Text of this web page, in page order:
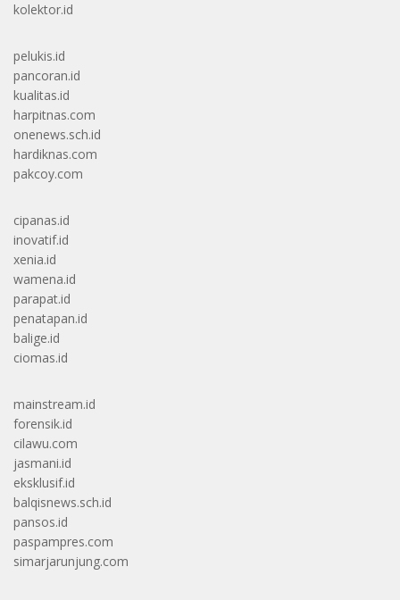
kolektor.id
pelukis.id
pancoran.id
kualitas.id
harpitnas.com
onenews.sch.id
hardiknas.com
pakcoy.com
cipanas.id
inovatif.id
xenia.id
wamena.id
parapat.id
penatapan.id
balige.id
ciomas.id
mainstream.id
forensik.id
cilawu.com
jasmani.id
eksklusif.id
balqisnews.sch.id
pansos.id
paspampres.com
simarjarunjung.com